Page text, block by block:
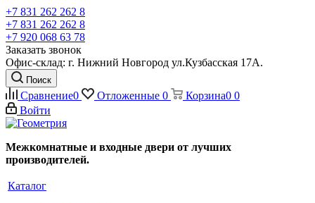
+7 831 262 262 8
+7 831 262 262 8
+7 920 068 63 78
Заказать звонок
Офис-склад: г. Нижний Новгород ул.Кузбасская 17А.
Поиск
Сравнение0 Отложенные 0 Корзина0 0
Войти
Межкомнатные и входные двери от лучших
производителей.
Каталог